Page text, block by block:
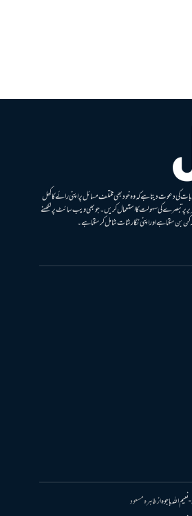
بات کی دعوت دیتا ہے کہ وہ خود بھی مختلف مسائل پر اپنی رائے کا کھل
پر تبصرے کی سہولت کا استعمال کریں۔ جو بھی ویب سائٹ پر لکھنے
رکن بن سکتا ہے اور اپنی نگارشات شامل کرسکتا ہے۔
اللہ باجوہازطاہرہ مسعود